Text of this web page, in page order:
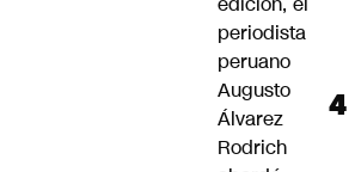
periodista
peruano
Augusto
Álvarez
Rodrich